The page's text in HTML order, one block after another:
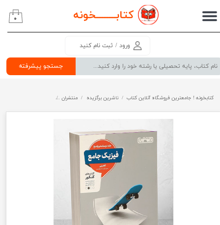
کتابــــــــخونه
جستجو پیشرفته
ورود / ثبت نام کنید
حساب کاربری من
سفارشات
۰
کتابخونه ! جامعترین فروشگاه آنلاین کتاب ناشرین برگزیده منتشران